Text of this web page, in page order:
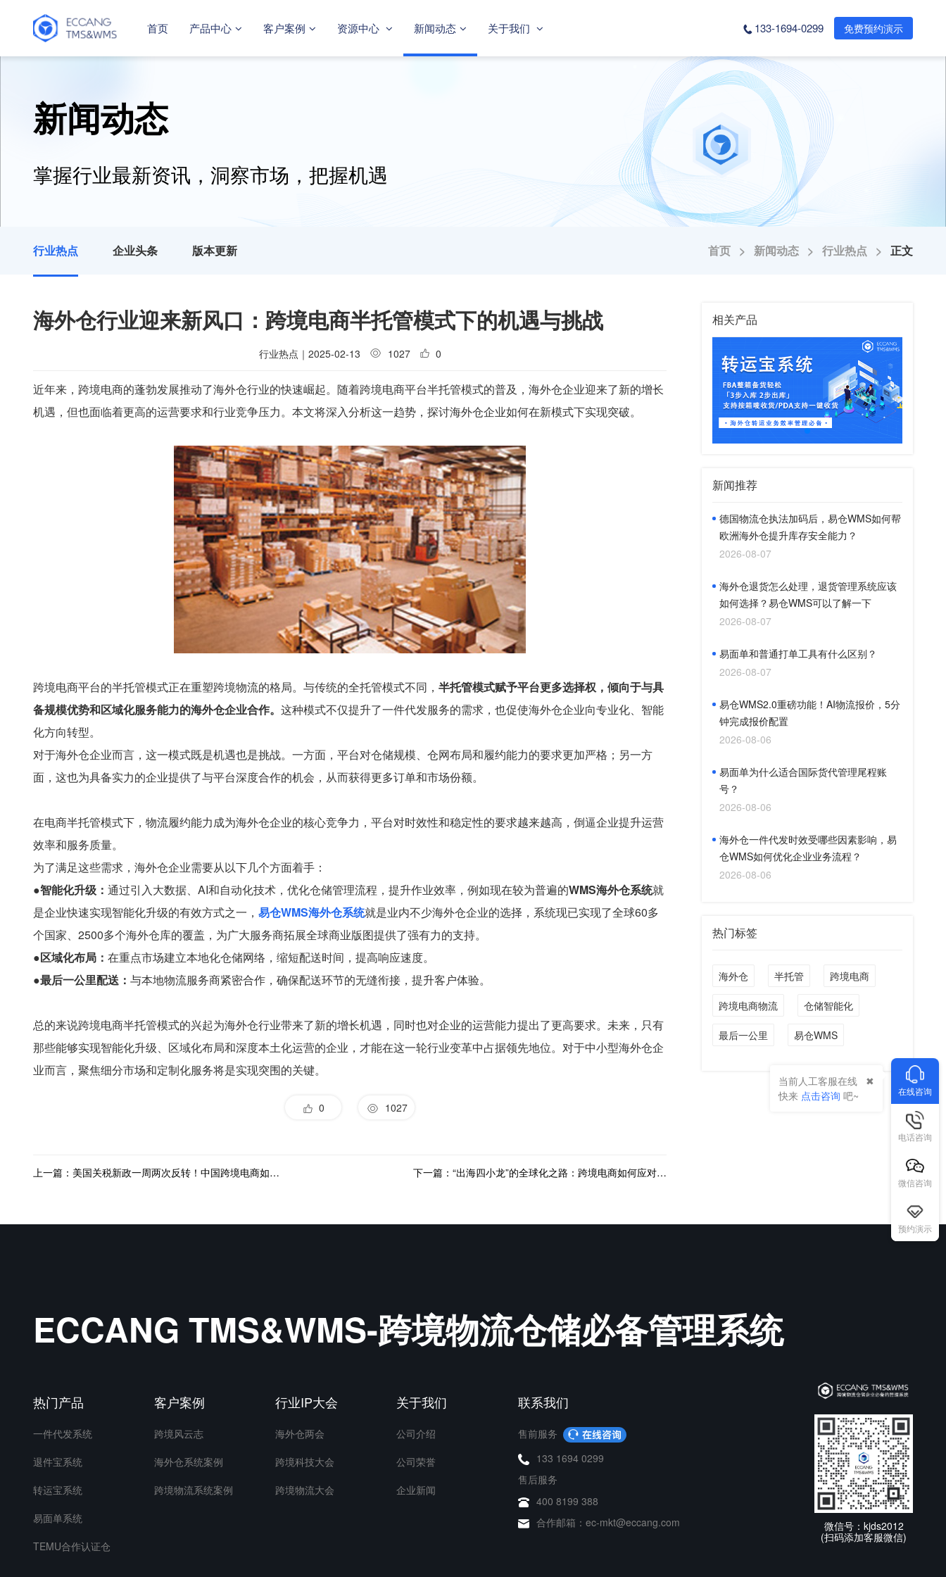
首页 产品中心 客户案例 资源中心 新闻动态 关于我们 133-1694-0299 免费预约演示
新闻动态
掌握行业最新资讯，洞察市场，把握机遇
行业热点 企业头条 版本更新 首页 > 新闻动态 > 行业热点 > 正文
海外仓行业迎来新风口：跨境电商半托管模式下的机遇与挑战
行业热点 ｜ 2025-02-13 1027 0
近年来，跨境电商的蓬勃发展推动了海外仓行业的快速崛起。随着跨境电商平台半托管模式的普及，海外仓企业迎来了新的增长
机遇，但也面临着更高的运营要求和行业竞争压力。本文将深入分析这一趋势，探讨海外仓企业如何在新模式下实现突破。
跨境电商平台的半托管模式正在重塑跨境物流的格局。与传统的全托管模式不同， 半托管模式赋予平台更多选择权，倾向于与具
备规模优势和区域化服务能力的海外仓企业合作。 这种模式不仅提升了一件代发服务的需求，也促使海外仓企业向专业化、智能
化方向转型。
对于海外仓企业而言，这一模式既是机遇也是挑战。一方面，平台对仓储规模、仓网布局和履约能力的要求更加严格；另一方
面，这也为具备实力的企业提供了与平台深度合作的机会，从而获得更多订单和市场份额。
在电商半托管模式下，物流履约能力成为海外仓企业的核心竞争力，平台对时效性和稳定性的要求越来越高，倒逼企业提升运营
效率和服务质量。
为了满足这些需求，海外仓企业需要从以下几个方面着手：
●智能化升级： 通过引入大数据、AI和自动化技术，优化仓储管理流程，提升作业效率，例如现在较为普遍的WMS海外仓系统就
是企业快速实现智能化升级的有效方式之一， 易仓WMS海外仓系统就是业内不少海外仓企业的选择，系统现已实现了全球60多
个国家、2500多个海外仓库的覆盖，为广大服务商拓展全球商业版图提供了强有力的支持。
●区域化布局： 在重点市场建立本地化仓储网络，缩短配送时间，提高响应速度。
●最后一公里配送： 与本地物流服务商紧密合作，确保配送环节的无缝衔接，提升客户体验。
总的来说跨境电商半托管模式的兴起为海外仓行业带来了新的增长机遇，同时也对企业的运营能力提出了更高要求。未来，只有
那些能够实现智能化升级、区域化布局和深度本土化运营的企业，才能在这一轮行业变革中占据领先地位。对于中小型海外仓企
业而言，聚焦细分市场和定制化服务将是实现突围的关键。
0 1027
上一篇：美国关税新政一周两次反转！中国跨境电商如何破局求生？ 下一篇：“出海四小龙”的全球化之路：跨境电商如何应对海外监管与市场波动？
相关产品
新闻推荐
德国物流仓执法加码后，易仓WMS如何帮
欧洲海外仓提升库存安全能力？
2026-08-07
海外仓退货怎么处理，退货管理系统应该
如何选择？易仓WMS可以了解一下
2026-08-07
易面单和普通打单工具有什么区别？
2026-08-07
易仓WMS2.0重磅功能！AI物流报价，5分
钟完成报价配置
2026-08-06
易面单为什么适合国际货代管理尾程账
号？
2026-08-06
海外仓一件代发时效受哪些因素影响，易
仓WMS如何优化企业业务流程？
2026-08-06
热门标签
海外仓 半托管 跨境电商
跨境电商物流 仓储智能化
最后一公里 易仓WMS
ECCANG TMS&WMS-跨境物流仓储必备管理系统
热门产品
一件代发系统
退件宝系统
转运宝系统
易面单系统
TEMU合作认证仓
客户案例
跨境风云志
海外仓系统案例
跨境物流系统案例
行业IP大会
海外仓两会
跨境科技大会
跨境物流大会
关于我们
公司介绍
公司荣誉
企业新闻
联系我们
售前服务
133 1694 0299
售后服务
400 8199 388
合作邮箱：ec-mkt@eccang.com
微信号：kjds2012
(扫码添加客服微信)
在线咨询
当前人工客服在线
快来 点击咨询 吧~
电话咨询
微信咨询
预约演示